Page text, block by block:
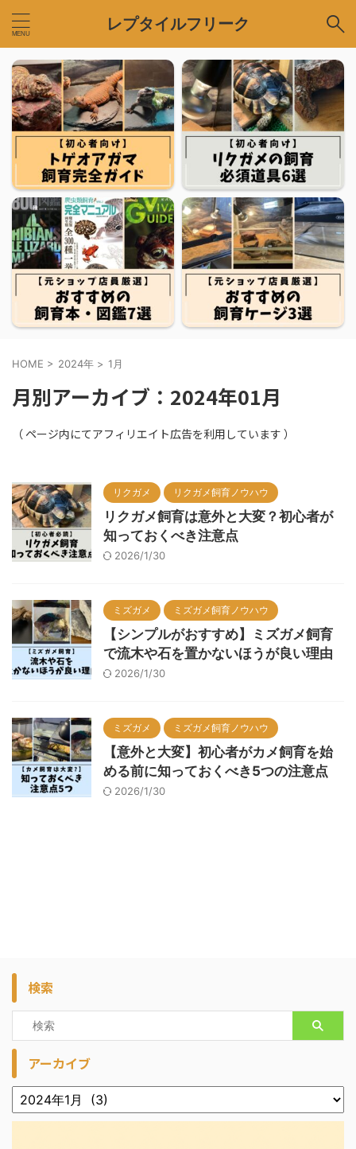
レプタイルフリーク
HOME > 2024年 > 1月
月別アーカイブ：2024年01月
リクガメ リクガメ飼育ノウハウ
リクガメ飼育は意外と大変？初心者が
知っておくべき注意点
2026/1/30
ミズガメ ミズガメ飼育ノウハウ
【シンプルがおすすめ】ミズガメ飼育
で流木や石を置かないほうが良い理由
2026/1/30
ミズガメ ミズガメ飼育ノウハウ
【意外と大変】初心者がカメ飼育を始
める前に知っておくべき5つの注意点
2026/1/30
検索
アーカイブ